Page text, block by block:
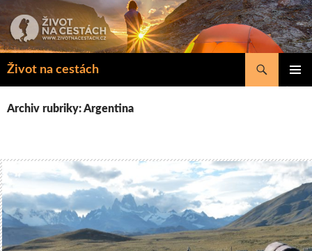
k
obsahu
Život na cestách
Hledat
Archiv rubriky: Argentina